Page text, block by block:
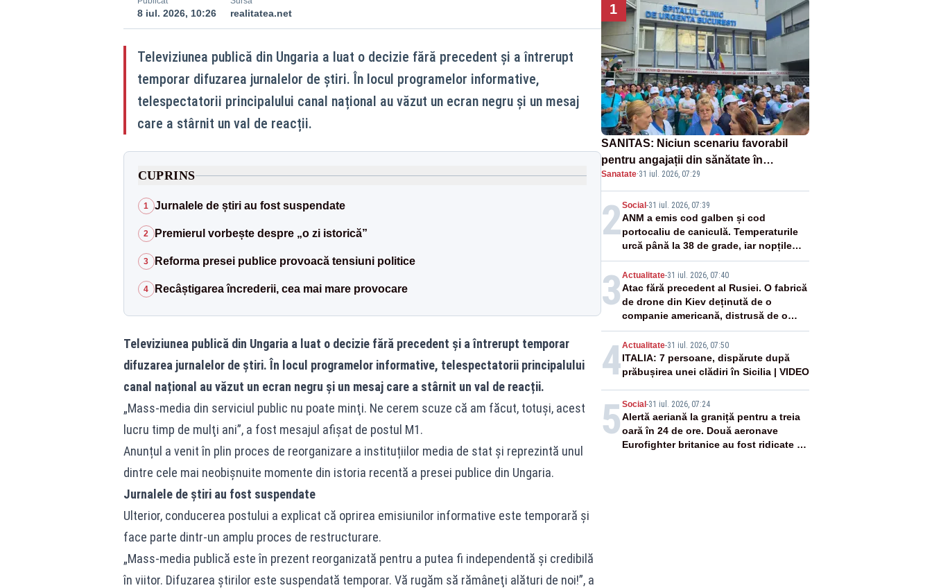
8 iul. 2026, 10:26 realitatea.net
Televiziunea publică din Ungaria a luat o decizie fără precedent și a întrerupt
temporar difuzarea jurnalelor de știri. În locul programelor informative,
telespectatorii principalului canal național au văzut un ecran negru și un mesaj
care a stârnit un val de reacții.
CUPRINS
1 Jurnalele de știri au fost suspendate
2 Premierul vorbește despre „o zi istorică”
3 Reforma presei publice provoacă tensiuni politice
4 Recâștigarea încrederii, cea mai mare provocare
Televiziunea publică din Ungaria a luat o decizie fără precedent și a întrerupt temporar
difuzarea jurnalelor de știri. În locul programelor informative, telespectatorii principalului
canal național au văzut un ecran negru și un mesaj care a stârnit un val de reacții.
„Mass-media din serviciul public nu poate minţi. Ne cerem scuze că am făcut, totuşi, acest
lucru timp de mulţi ani”, a fost mesajul afișat de postul M1.
Anunțul a venit în plin proces de reorganizare a instituțiilor media de stat și reprezintă unul
dintre cele mai neobișnuite momente din istoria recentă a presei publice din Ungaria.
Jurnalele de știri au fost suspendate
Ulterior, conducerea postului a explicat că oprirea emisiunilor informative este temporară și
face parte dintr-un amplu proces de restructurare.
„Mass-media publică este în prezent reorganizată pentru a putea fi independentă şi credibilă
în viitor. Difuzarea ştirilor este suspendată temporar. Vă rugăm să rămâneţi alături de noi!”, a
1
SANITAS: Niciun scenariu favorabil
pentru angajații din sănătate în
proiectul Legii salarizării
Sanatate·31 iul. 2026, 07:29
2Social -31 iul. 2026, 07:39
ANM a emis cod galben și cod
portocaliu de caniculă. Temperaturile
urcă până la 38 de grade, iar nopțile
devin tropicale
3 Actualitate-31 iul. 2026, 07:40
Atac fără precedent al Rusiei. O fabrică
de drone din Kiev deținută de o
companie americană, distrusă de o
rachetă rusească
4Actualitate-31 iul. 2026, 07:50
ITALIA: 7 persoane, dispărute după
prăbușirea unei clădiri în Sicilia | VIDEO
5 Social -31 iul. 2026, 07:24
Alertă aeriană la graniță pentru a treia
oară în 24 de ore. Două aeronave
Eurofighter britanice au fost ridicate de